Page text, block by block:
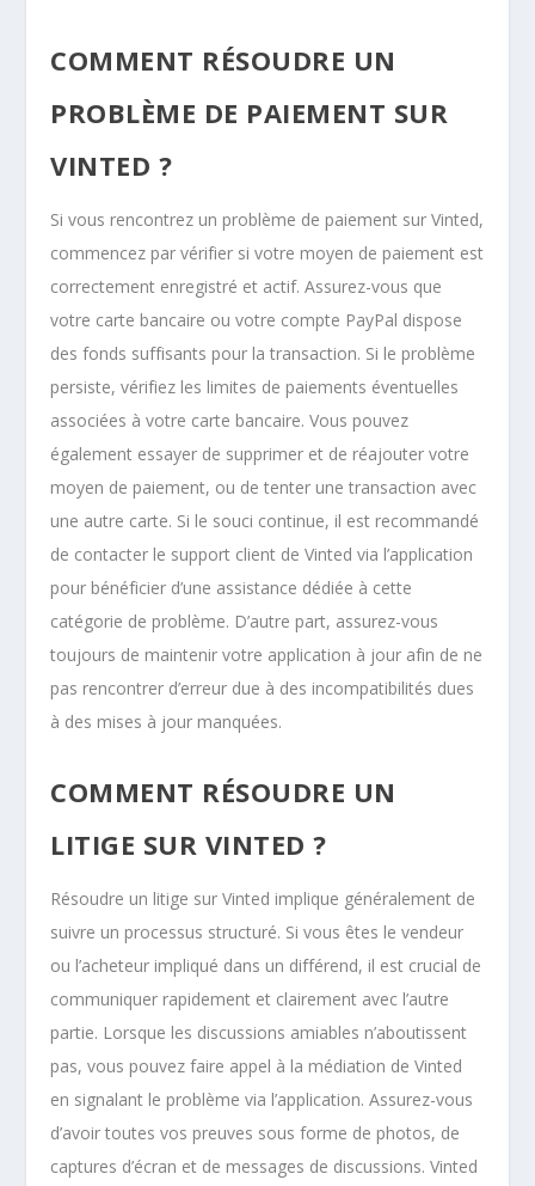
COMMENT RÉSOUDRE UN
PROBLÈME DE PAIEMENT SUR
VINTED ?
Si vous rencontrez un problème de paiement sur Vinted,
commencez par vérifier si votre moyen de paiement est
correctement enregistré et actif. Assurez-vous que
votre carte bancaire ou votre compte PayPal dispose
des fonds suffisants pour la transaction. Si le problème
persiste, vérifiez les limites de paiements éventuelles
associées à votre carte bancaire. Vous pouvez
également essayer de supprimer et de réajouter votre
moyen de paiement, ou de tenter une transaction avec
une autre carte. Si le souci continue, il est recommandé
de contacter le support client de Vinted via l’application
pour bénéficier d’une assistance dédiée à cette
catégorie de problème. D’autre part, assurez-vous
toujours de maintenir votre application à jour afin de ne
pas rencontrer d’erreur due à des incompatibilités dues
à des mises à jour manquées.
COMMENT RÉSOUDRE UN
LITIGE SUR VINTED ?
Résoudre un litige sur Vinted implique généralement de
suivre un processus structuré. Si vous êtes le vendeur
ou l’acheteur impliqué dans un différend, il est crucial de
communiquer rapidement et clairement avec l’autre
partie. Lorsque les discussions amiables n’aboutissent
pas, vous pouvez faire appel à la médiation de Vinted
en signalant le problème via l’application. Assurez-vous
d’avoir toutes vos preuves sous forme de photos, de
captures d’écran et de messages de discussions. Vinted